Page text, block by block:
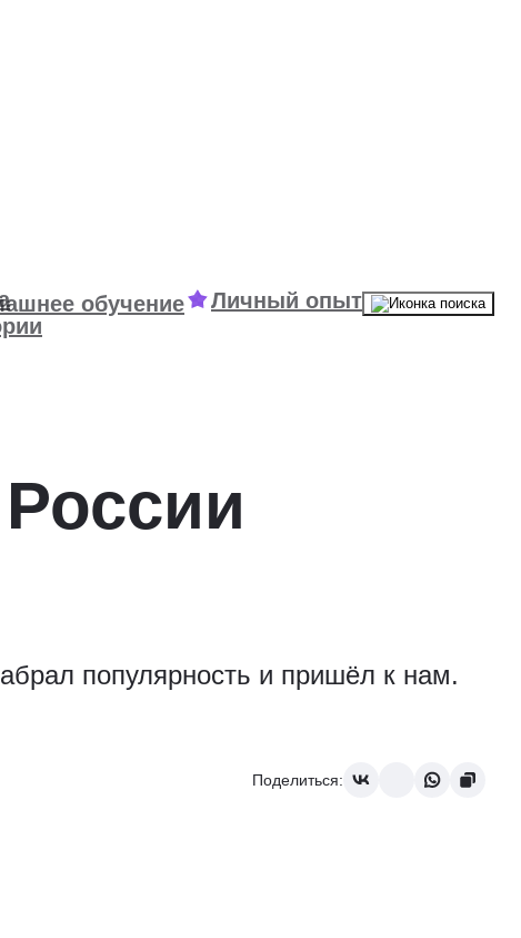
обучение Личный опыт
популярность и пришёл к нам.
Поделиться: